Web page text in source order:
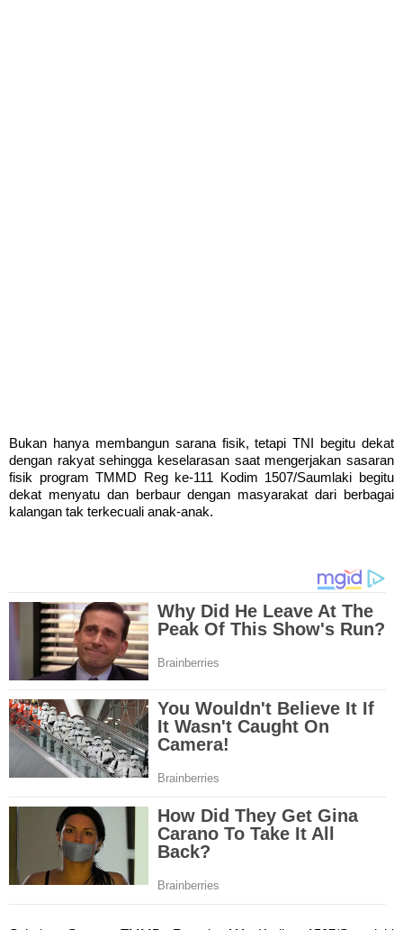
Bukan hanya membangun sarana fisik, tetapi TNI begitu dekat
dengan rakyat sehingga keselarasan saat mengerjakan sasaran
fisik program TMMD Reg ke-111 Kodim 1507/Saumlaki begitu
dekat menyatu dan berbaur dengan masyarakat dari berbagai
kalangan tak terkecuali anak-anak.